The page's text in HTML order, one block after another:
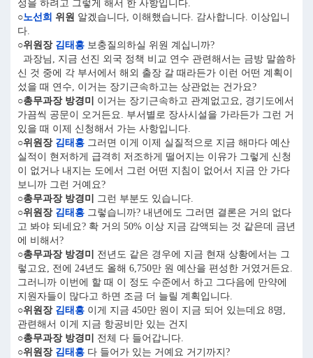
성을 하려고 그렇게 해서 한 사항입니다.
○노선희 위원 알겠습니다, 이해했습니다. 감사합니다. 이상입니
다.
○위원장 김태흥 보충질의하실 위원 계십니까?
과장님, 지금 선진 외국 정책 비교 연수 관련해서는 금방 말씀하
신 것 중에 각 부서에서 해외 출장 갈 때라든가 이런 어떤 계획이
섰을 때 연수, 이거는 장기근속하고는 상관없는 건가요?
○총무과장 방경미
이거는 장기근속하고 관계없고요, 경기도에서
가끔씩 공문이 오거든요. 부서별로 장사시설을 가라든가 그런 거
있을 때 이제 신청해서 가는 사항입니다.
○위원장 김태흥 그러면 이게 이제 실질적으로 지금 해마다 예산
실적이 현저하게 급격히 저조하게 떨어지는 이유가 그렇게 신청
이 없거나 내지는 도에서 그런 어떤 지침이 없어서 지금 안 가다
보니까 그런 거예요?
○총무과장 방경미
그런 부분도 있습니다.
○위원장 김태흥 그렇습니까? 내년에도 그러면 결론은 거의 없다
고 봐야 되네요? 확 거의 50% 이상 지금 감액되는 것 같은데 금년
에 비해서?
○총무과장 방경미
전년도 같은 경우에 지금 현재 상황에서는 그
렇고요, 전에 24년도 올해 6,750만 원 예산을 편성한 거였거든요.
그러니까 이번에 할 때 이 정도 수준에서 하고 그다음에 만약에
지원자들이 많다고 하면 조금 더 늘릴 계획입니다.
○위원장 김태흥 이게 지금 450만 원이 지금 되어 있는데요 8명,
관련해서 이게 지금 항공비만 있는 건지
○총무과장 방경미
전체 다 들어갑니다.
○위원장 김태흥 다 들어가 있는 거예요 거기까지?